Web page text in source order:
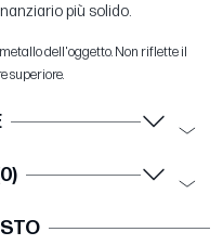
più solido.
dell'oggetto. Non riflette il
superiore.